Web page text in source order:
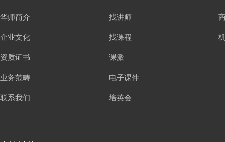
华师简介
企业文化
资质证书
业务范畴
联系我们
找讲师
找课程
课派
电子课件
培英会